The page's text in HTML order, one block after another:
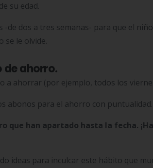
su edad.
de dos a tres semanas- para que el niño
se le olvide.
de ahorro.
a ahorrar (por ejemplo, todos los
abonos para el ahorro con puntualidad.
que han apartado hasta la fecha.
ideas para inculcar este hábito que